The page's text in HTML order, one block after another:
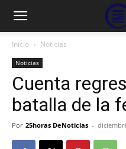
Inicio Noticias
Noticias
Cuenta
batalla de la
Por 25horas DeNoticias -